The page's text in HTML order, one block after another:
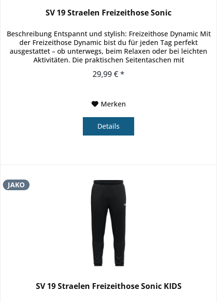
SV 19 Straelen Freizeithose Sonic
Beschreibung Entspannt und stylish: Freizeithose Dynamic Mit
der Freizeithose Dynamic bist du für jeden Tag perfekt
ausgestattet – ob unterwegs, beim Relaxen oder bei leichten
Aktivitäten. Die praktischen Seitentaschen mit
29,99 € *
Merken
Details
JAKO
SV 19 Straelen Freizeithose Sonic KIDS